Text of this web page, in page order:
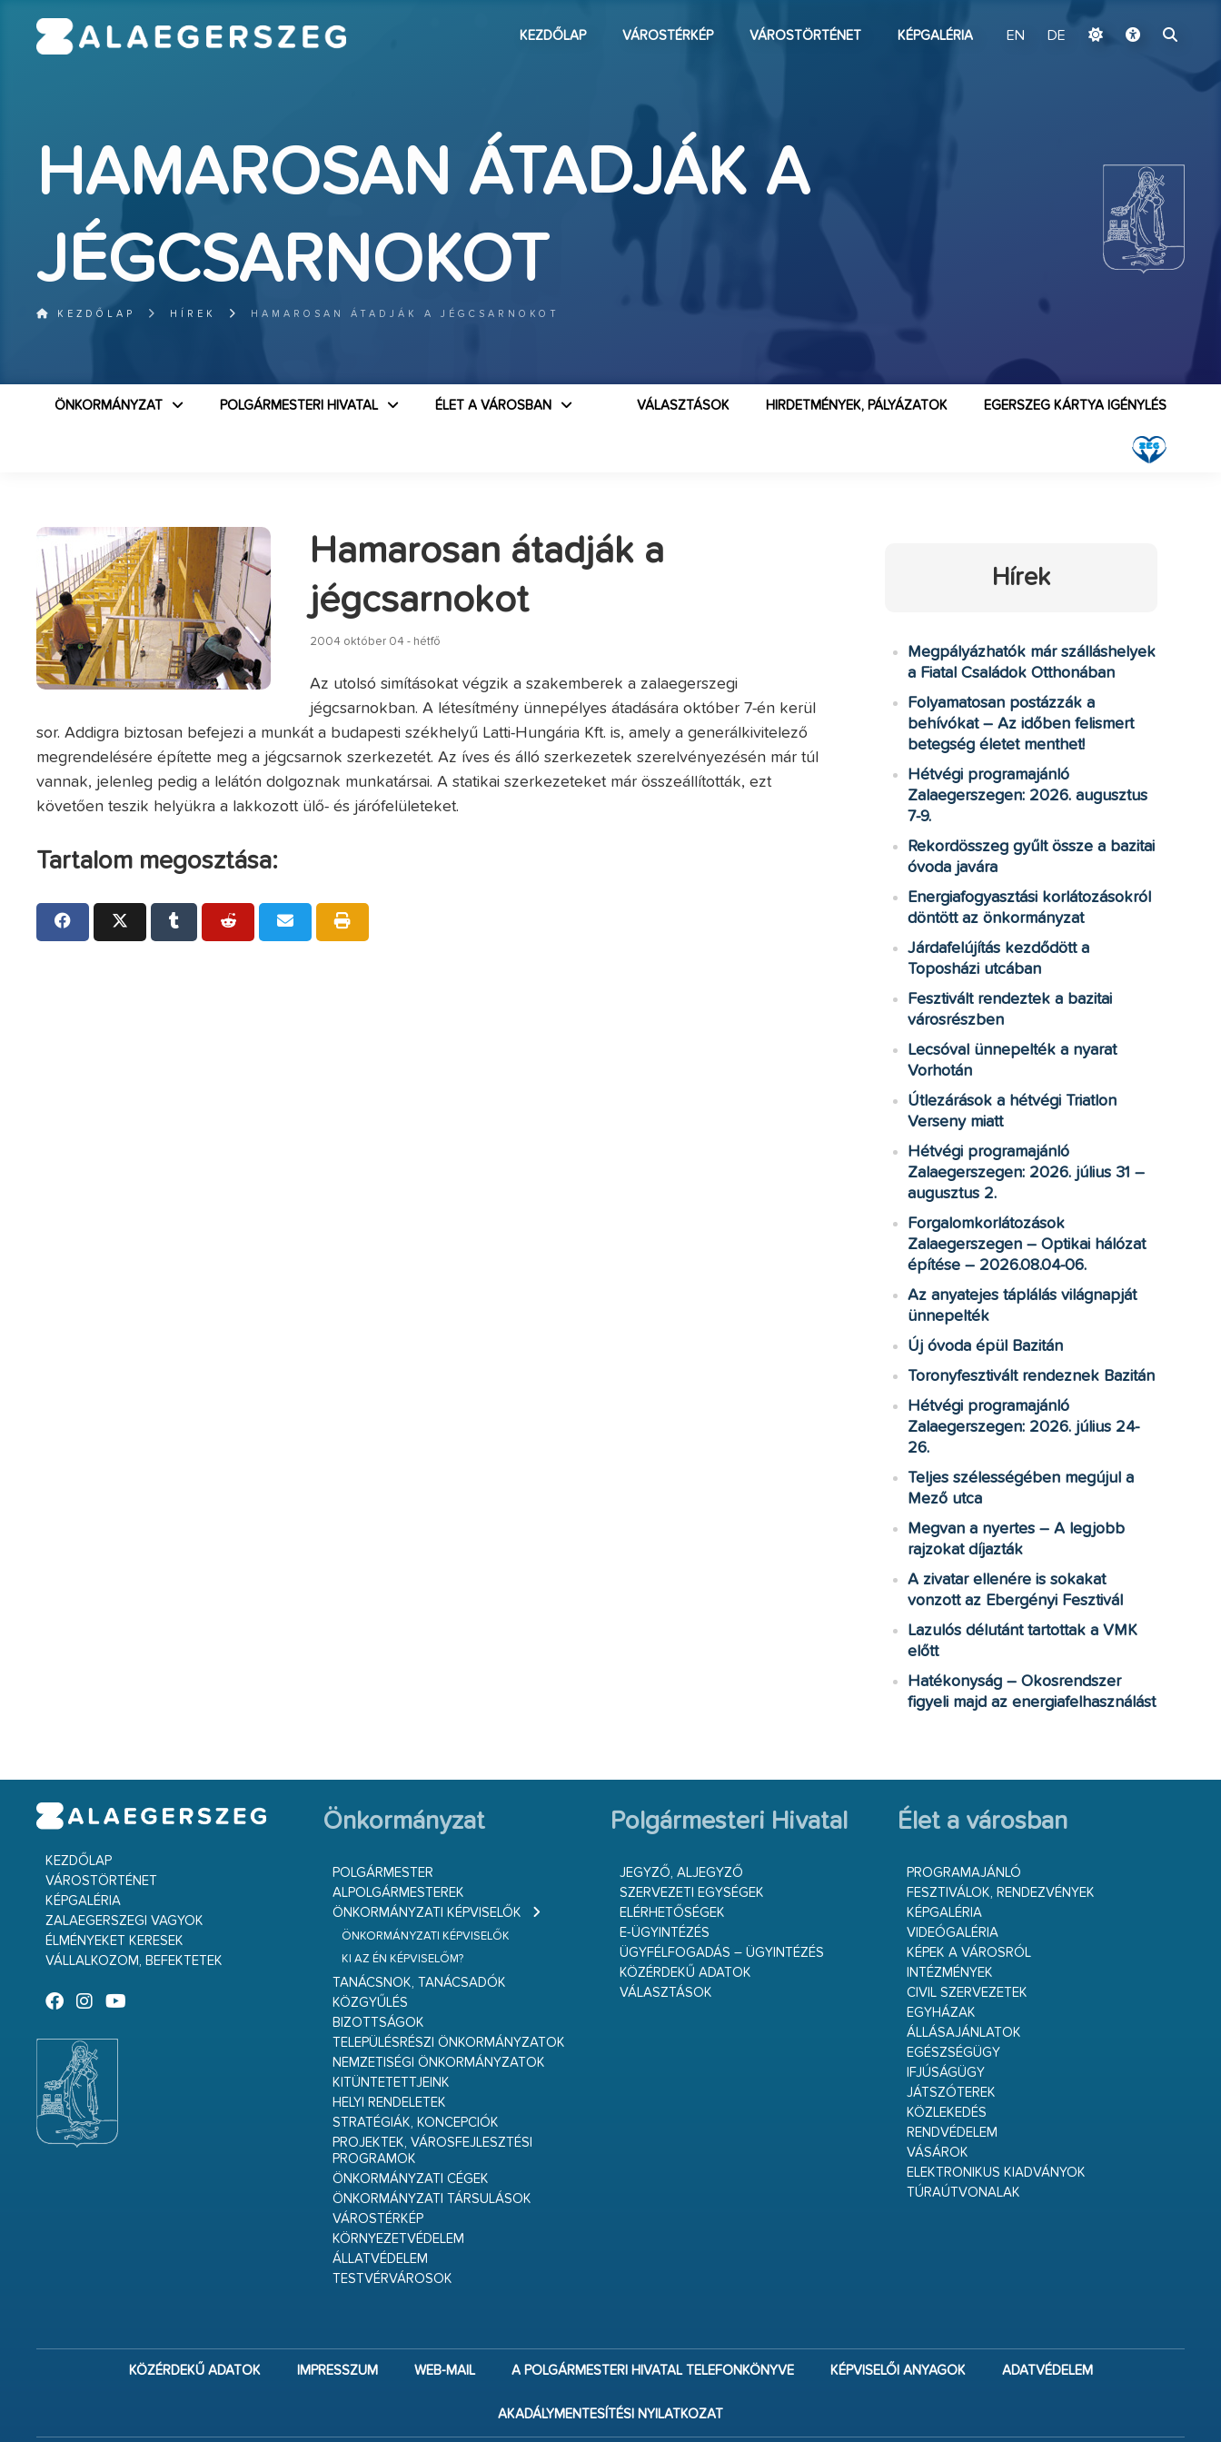
KEZDŐLAP VÁROSTÉRKÉP VÁROSTÖRTÉNET KÉPGALÉRIA EN DE
HAMAROSAN ÁTADJÁK A
JÉGCSARNOKOT
KEZDŐLAP HÍREK HAMAROSAN ÁTADJÁK A JÉGCSARNOKOT
ÖNKORMÁNYZAT POLGÁRMESTERI HIVATAL ÉLET A VÁROSBAN EGERSZEG KÁRTYA IGÉNYLÉS
HIRDETMÉNYEK, PÁLYÁZATOK
VÁLASZTÁSOK
Hamarosan átadják a
jégcsarnokot
2004 október 04 - hétfő
Az utolsó simításokat végzik a szakemberek a zalaegerszegi
jégcsarnokban. A létesítmény ünnepélyes átadására október 7-én kerül
sor. Addigra biztosan befejezi a munkát a budapesti székhelyű Latti-Hungária Kft. is, amely a generálkivitelező
megrendelésére építette meg a jégcsarnok szerkezetét. Az íves és álló szerkezetek szerelvényezésén már túl
vannak, jelenleg pedig a lelátón dolgoznak munkatársai. A statikai szerkezeteket már összeállították, ezt
követően teszik helyükra a lakkozott ülő- és járófelületeket.
Tartalom megosztása:
Hírek
Megpályázhatók már szálláshelyek
a Fiatal Családok Otthonában
Folyamatosan postázzák a
behívókat – Az időben felismert
betegség életet menthet!
Hétvégi programajánló
Zalaegerszegen: 2026. augusztus
7-9.
Rekordösszeg gyűlt össze a bazitai
óvoda javára
Energiafogyasztási korlátozásokról
döntött az önkormányzat
Járdafelújítás kezdődött a
Toposházi utcában
Fesztivált rendeztek a bazitai
városrészben
Lecsóval ünnepelték a nyarat
Vorhotán
Útlezárások a hétvégi Triatlon
Verseny miatt
Hétvégi programajánló
Zalaegerszegen: 2026. július 31 –
augusztus 2.
Forgalomkorlátozások
Zalaegerszegen – Optikai hálózat
építése – 2026.08.04-06.
Az anyatejes táplálás világnapját
ünnepelték
Új óvoda épül Bazitán
Toronyfesztivált rendeznek Bazitán
Hétvégi programajánló
Zalaegerszegen: 2026. július 24-
26.
Teljes szélességében megújul a
Mező utca
Megvan a nyertes – A legjobb
rajzokat díjazták
A zivatar ellenére is sokakat
vonzott az Ebergényi Fesztivál
Lazulós délutánt tartottak a VMK
előtt
Hatékonyság – Okosrendszer
figyeli majd az energiafelhasználást
KEZDŐLAP
VÁROSTÖRTÉNET
KÉPGALÉRIA
ZALAEGERSZEGI VAGYOK
ÉLMÉNYEKET KERESEK
VÁLLALKOZOM, BEFEKTETEK
Önkormányzat
POLGÁRMESTER
ALPOLGÁRMESTEREK
ÖNKORMÁNYZATI KÉPVISELŐK
ÖNKORMÁNYZATI KÉPVISELŐK
KI AZ ÉN KÉPVISELŐM?
TANÁCSNOK, TANÁCSADÓK
KÖZGYŰLÉS
BIZOTTSÁGOK
TELEPÜLÉSRÉSZI ÖNKORMÁNYZATOK
NEMZETISÉGI ÖNKORMÁNYZATOK
KITÜNTETETTJEINK
HELYI RENDELETEK
STRATÉGIÁK, KONCEPCIÓK
PROJEKTEK, VÁROSFEJLESZTÉSI
PROGRAMOK
ÖNKORMÁNYZATI CÉGEK
ÖNKORMÁNYZATI TÁRSULÁSOK
VÁROSTÉRKÉP
KÖRNYEZETVÉDELEM
ÁLLATVÉDELEM
TESTVÉRVÁROSOK
Polgármesteri Hivatal
JEGYZŐ, ALJEGYZŐ
SZERVEZETI EGYSÉGEK
ELÉRHETŐSÉGEK
E-ÜGYINTÉZÉS
ÜGYFÉLFOGADÁS – ÜGYINTÉZÉS
KÖZÉRDEKŰ ADATOK
VÁLASZTÁSOK
Élet a városban
PROGRAMAJÁNLÓ
FESZTIVÁLOK, RENDEZVÉNYEK
KÉPGALÉRIA
VIDEÓGALÉRIA
KÉPEK A VÁROSRÓL
INTÉZMÉNYEK
CIVIL SZERVEZETEK
EGYHÁZAK
ÁLLÁSAJÁNLATOK
EGÉSZSÉGÜGY
IFJÚSÁGÜGY
JÁTSZÓTEREK
KÖZLEKEDÉS
RENDVÉDELEM
VÁSÁROK
ELEKTRONIKUS KIADVÁNYOK
TÚRAÚTVONALAK
KÖZÉRDEKŰ ADATOK IMPRESSZUM WEB-MAIL A POLGÁRMESTERI HIVATAL TELEFONKÖNYVE KÉPVISELŐI ANYAGOK ADATVÉDELEM
AKADÁLYMENTESÍTÉSI NYILATKOZAT